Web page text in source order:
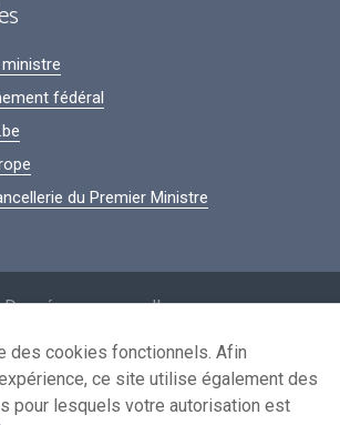
fédéral
du Premier Ministre
Données personnelles
de réutilisation
Contactez-nous
des cookies fonctionnels. Afin
ce site utilise également des
pour lesquels votre autorisation est